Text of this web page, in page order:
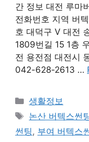
간 정보 대전 루마
전화번호 지역 버
호 대덕구 V 대전
1809번길 15 1층
전 용전점 대전시
042-628-2613 …
Categories
생활정보
Tags
논산 버텍스썬
썬팅 , 부여 버텍스